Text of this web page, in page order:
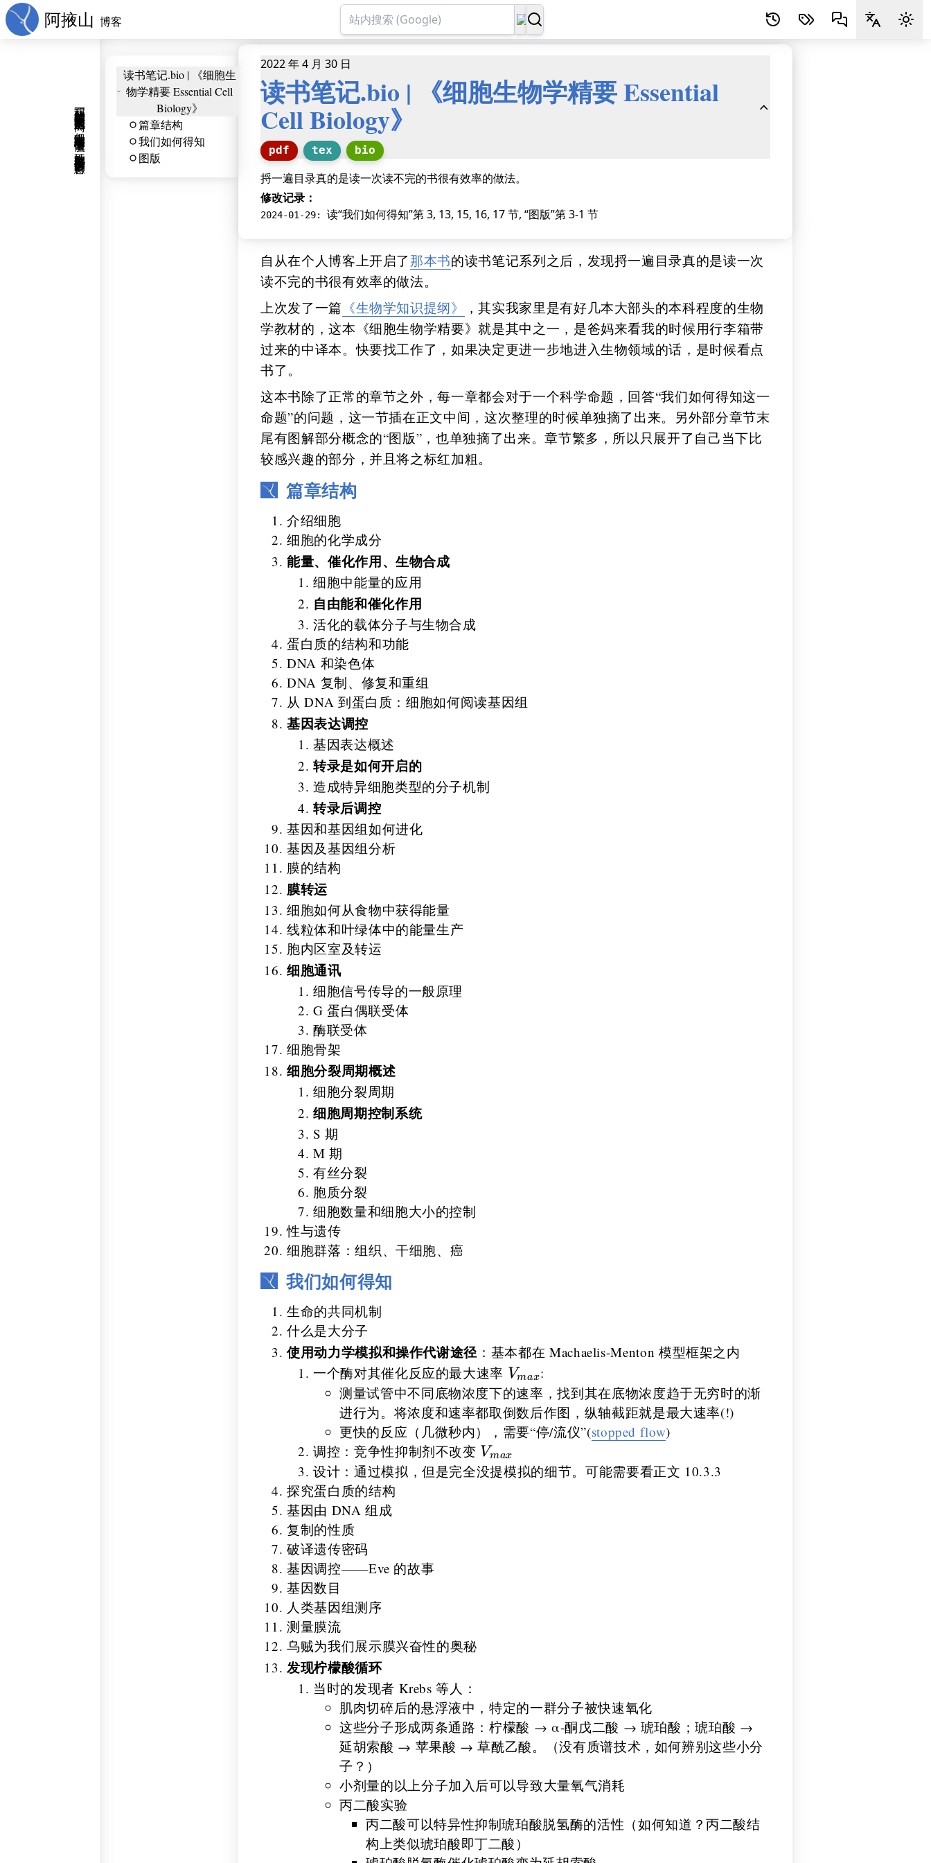
阿掖山 博客
程丽华的一席话拉近了叶文洁与她的距离，但叶文洁在灾难中学会了谨慎，她不敢贸然接受这份奢侈的善意。
2022 年 4 月 30 日
读书笔记.bio | 《细胞生物学精要 Essential
Cell Biology》
pdf tex bio
捋一遍目录真的是读一次读不完的书很有效率的做法。
修改记录：
2024-01-29: 读“我们如何得知”第 3, 13, 15, 16, 17 节, “图版”第 3-1 节
读书笔记.bio | 《细胞生
物学精要 Essential Cell
Biology》
篇章结构
我们如何得知
图版
自从在个人博客上开启了 那本书的读书笔记系列之后，发现捋一遍目录真的是读一次
读不完的书很有效率的做法。
上次发了一篇 《生物学知识提纲》
，其实我家里是有好几本大部头的本科程度的生物
学教材的，这本《细胞生物学精要》就是其中之一，是爸妈来看我的时候用行李箱带
过来的中译本。快要找工作了，如果决定更进一步地进入生物领域的话，是时候看点
书了。
这本书除了正常的章节之外，每一章都会对于一个科学命题，回答“我们如何得知这一
命题”的问题，这一节插在正文中间，这次整理的时候单独摘了出来。另外部分章节末
尾有图解部分概念的“图版”，也单独摘了出来。章节繁多，所以只展开了自己当下比
较感兴趣的部分，并且将之标红加粗。
篇章结构
介绍细胞
细胞的化学成分
能量、催化作用、生物合成
细胞中能量的应用
自由能和催化作用
活化的载体分子与生物合成
蛋白质的结构和功能
DNA 和染色体
DNA 复制、修复和重组
从 DNA 到蛋白质：细胞如何阅读基因组
基因表达调控
基因表达概述
转录是如何开启的
造成特异细胞类型的分子机制
转录后调控
基因和基因组如何进化
基因及基因组分析
膜的结构
膜转运
细胞如何从食物中获得能量
线粒体和叶绿体中的能量生产
胞内区室及转运
细胞通讯
细胞信号传导的一般原理
G 蛋白偶联受体
酶联受体
细胞骨架
细胞分裂周期概述
细胞分裂周期
细胞周期控制系统
S 期
M 期
有丝分裂
胞质分裂
细胞数量和细胞大小的控制
性与遗传
细胞群落：组织、干细胞、癌
我们如何得知
生命的共同机制
什么是大分子
使用动力学模拟和操作代谢途径 ：基本都在 Machaelis-Menton 模型框架之内
一个酶对其催化反应的最大速率 V_{max}
Vmax:
测量试管中不同底物浓度下的速率，找到其在底物浓度趋于无穷时的渐
进行为。将浓度和速率都取倒数后作图，纵轴截距就是最大速率(!)
更快的反应（几微秒内），需要“停/流仪”(stopped flow)
调控：竞争性抑制剂不改变 V_{max}
Vmax
设计：通过模拟，但是完全没提模拟的细节。可能需要看正文 10.3.3
探究蛋白质的结构
基因由 DNA 组成
复制的性质
破译遗传密码
基因调控——Eve 的故事
基因数目
人类基因组测序
测量膜流
乌贼为我们展示膜兴奋性的奥秘
发现柠檬酸循环
当时的发现者 Krebs 等人：
肌肉切碎后的悬浮液中，特定的一群分子被快速氧化
这些分子形成两条通路：柠檬酸 → α-酮戊二酸 → 琥珀酸；琥珀酸 →
延胡索酸 → 苹果酸 → 草酰乙酸。（没有质谱技术，如何辨别这些小分
子？）
小剂量的以上分子加入后可以导致大量氧气消耗
丙二酸实验
丙二酸可以特异性抑制琥珀酸脱氢酶的活性（如何知道？丙二酸结
构上类似琥珀酸即丁二酸）